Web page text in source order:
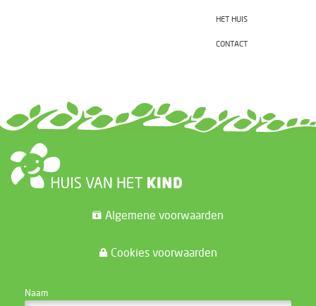
HET HUIS
CONTACT
Algemene voorwaarden
Cookies voorwaarden
Naam